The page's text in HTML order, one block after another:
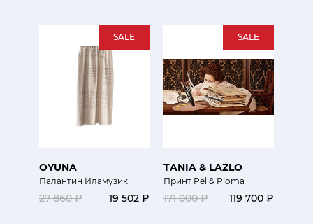
SALE
OYUNA
Палантин Иламузик
27 860 ₽ 19 502 ₽
SALE
TANIA & LAZLO
Принт Pel & Ploma
171 000 ₽ 119 700 ₽